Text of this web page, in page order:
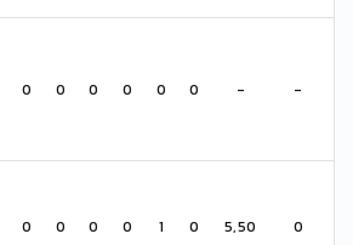
0 0 0 0 0 0 - -
0 0 0 0 1 0 5,50 0